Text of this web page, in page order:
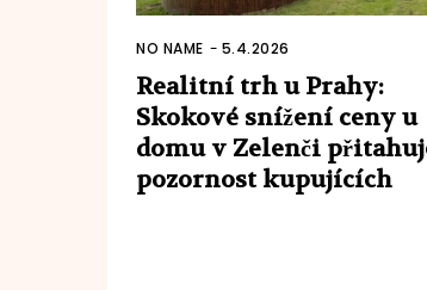
NO NAME - 5.4.2026
Realitní trh u Prahy:
Skokové snížení ceny u
domu v Zelenči
pozornost kupujících